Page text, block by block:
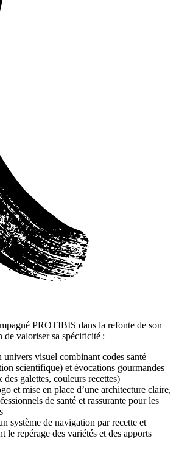
PROTIBIS dans la refonte de son
valoriser sa spécificité :
univers visuel combinant codes santé
scientifique) et évocations gourmandes
des galettes, couleurs recettes)
et mise en place d’une architecture claire,
de santé et rassurante pour les
système de navigation par recette et
le repérage des variétés et des apports